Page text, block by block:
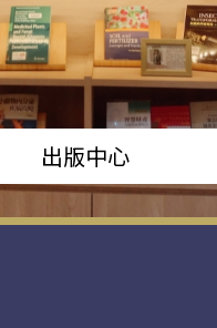
出版中心